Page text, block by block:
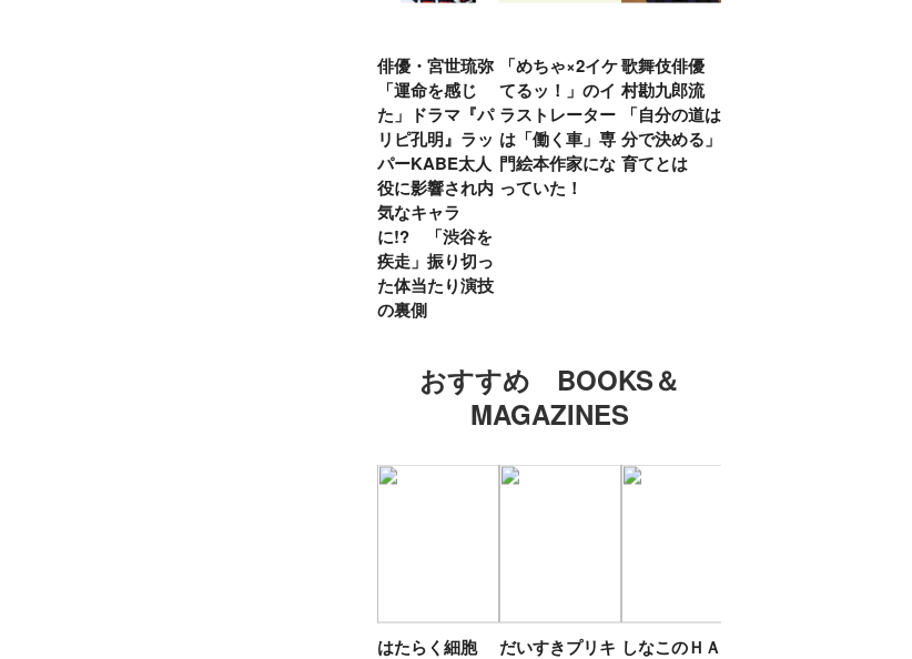
俳優・宮世琉弥
「運命を感じ
た」ドラマ『パ
リピ孔明』ラッ
パーKABE太人
役に影響され内
気なキャラ
に!? 「渋谷を
疾走」振り切っ
た体当たり演技
の裏側
「めちゃ×2イケ
てるッ！」のイ
ラストレーター
は「働く車」専
門絵本作家にな
っていた！
歌舞伎俳優 中
村勘九郎流
「自分の道は自
分で決める」子
育てとは
おすすめ BOOKS＆
MAGAZINES
はたらく細胞
だいすきプリキ しなこのＨＡＰ